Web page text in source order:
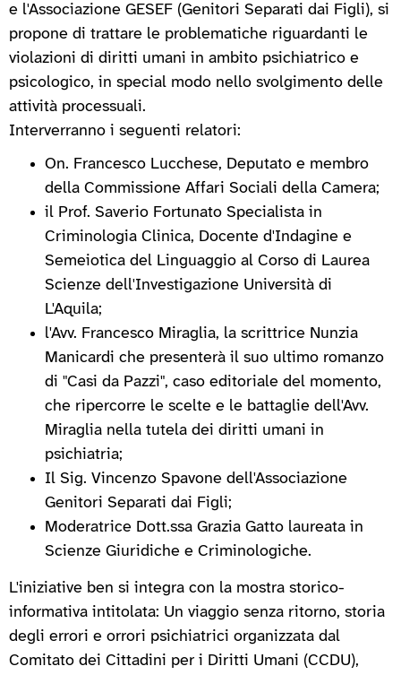
e l'Associazione GESEF (Genitori Separati dai Figli), si
propone di trattare le problematiche riguardanti le
violazioni di diritti umani in ambito psichiatrico e
psicologico, in special modo nello svolgimento delle
attività processuali.
Interverranno i seguenti relatori:
On. Francesco Lucchese, Deputato e membro
della Commissione Affari Sociali della Camera;
il Prof. Saverio Fortunato Specialista in
Criminologia Clinica, Docente d'Indagine e
Semeiotica del Linguaggio al Corso di Laurea
Scienze dell'Investigazione Università di
L'Aquila;
l'Avv. Francesco Miraglia, la scrittrice Nunzia
Manicardi che presenterà il suo ultimo romanzo
di "Casi da Pazzi", caso editoriale del momento,
che ripercorre le scelte e le battaglie dell'Avv.
Miraglia nella tutela dei diritti umani in
psichiatria;
Il Sig. Vincenzo Spavone dell'Associazione
Genitori Separati dai Figli;
Moderatrice Dott.ssa Grazia Gatto laureata in
Scienze Giuridiche e Criminologiche.
L'iniziative ben si integra con la mostra storico-
informativa intitolata: Un viaggio senza ritorno, storia
degli errori e orrori psichiatrici organizzata dal
Comitato dei Cittadini per i Diritti Umani (CCDU),